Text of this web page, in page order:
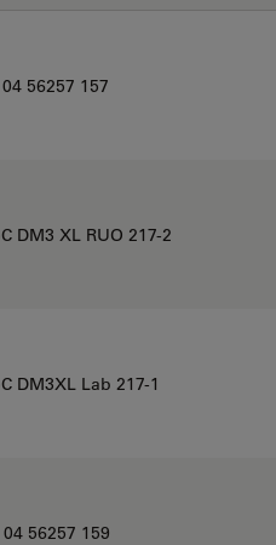
56257 157
DM3 XL RUO 217-2
DM3XL Lab 217-1
56257 159